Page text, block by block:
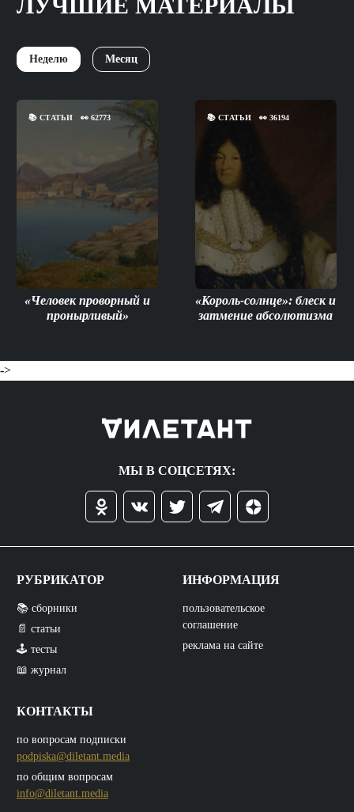
ЛУЧШИЕ МАТЕРИАЛЫ
Неделю Месяц
📚 СТАТЬИ 👀 62773
«Человек проворный и
пронырливый»
📚СТАТЬИ 👀36194
«Король-солнце»: блеск и
затмение абсолютизма
->
МЫ В СОЦСЕТЯХ:
РУБРИКАТОР
📚 сборники
📄 статьи
🕹️ тесты
📖 журнал
КОНТАКТЫ
по вопросам подписки
podpiska@diletant.media
по общим вопросам
info@diletant.media
ИНФОРМАЦИЯ
пользовательское
соглашение
реклама на сайте